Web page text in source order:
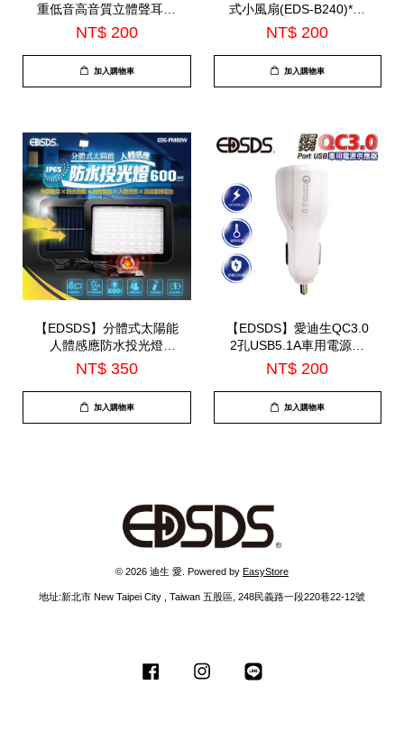
重低音高音質立體聲耳機
(EDS-C421)*顏色隨機出*
NT$ 200
加入購物車
式小風扇(EDS-B240)*顏
色隨機出貨*
NT$ 200
加入購物車
【EDSDS】分體式太陽能
人體感應防水投光燈
(EDS-PM80W)
NT$ 350
加入購物車
【EDSDS】愛迪生QC3.0
2孔USB5.1A車用電源供
應器(EDS-USB34)
NT$ 200
加入購物車
© 2026 迪生 愛. Powered by EasyStore
地址:新北市 New Taipei City , Taiwan 五股區, 248民義路一段220巷22-12號
Facebook Instagram